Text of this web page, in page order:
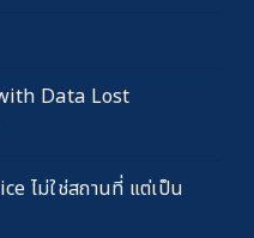
Data Lost
ไม่ใช่สถานที่ แต่เป็น